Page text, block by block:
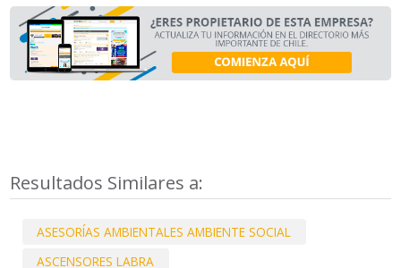
Resultados Similares a:
ASESORÍAS AMBIENTALES AMBIENTE SOCIAL
ASCENSORES LABRA